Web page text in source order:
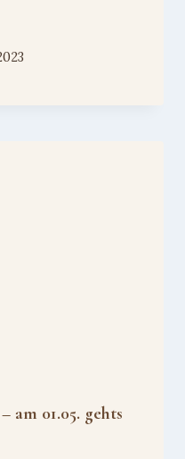
01.05. gehts